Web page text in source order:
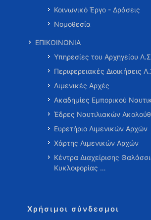
Κοινωνικό Έργο - Δράσεις
Νομοθεσία
ΕΠΙΚΟΙΝΩΝΙΑ
Υπηρεσίες του Αρχηγείου
Περιφερειακές Διοικήσεις
Λιμενικές Αρχές
Ακαδημίες Εμπορικού
Έδρες Ναυτιλιακών
Ευρετήριο Λιμενικών Αρχών
Χάρτης Λιμενικών Αρχών
Κέντρα Διαχείρισης
Κυκλοφορίας …
Χρήσιμοι σύνδεσμοι